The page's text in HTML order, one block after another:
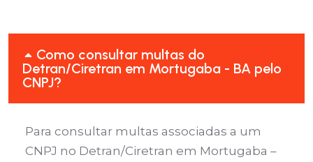
Como consultar multas do
Detran/Ciretran em Mortugaba - BA pelo
CNPJ?
Para consultar multas associadas a um
CNPJ no Detran/Ciretran em Mortugaba –